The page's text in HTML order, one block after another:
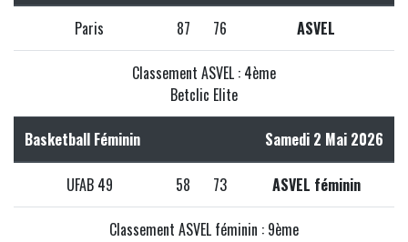
Paris 87 76 ASVEL
Classement ASVEL : 4ème
Betclic Elite
Basketball Féminin Samedi 2 Mai 2026
UFAB 49 58 73 ASVEL féminin
Classement ASVEL féminin : 9ème